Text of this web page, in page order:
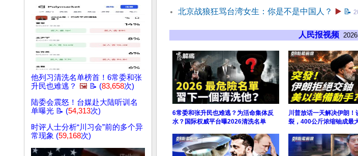
他列习清洗名单榜首！6常委和张
升民也难逃？ 🖼️ 📝 (83,658次)
陆委会震怒！台媒赴大陆听训名
单曝光 📝 (54,313次)
时评人士分析“川习会”前的多个异
常现象 (59,168次)
北京战狼狂骂台湾女生：你是不是中国人？ ▶️ 📝
人民报视频
6常委和张升民也难逃？为活命集体反
水？国际权威平台曝2026清洗名单
川普放话一天解决伊朗！
裂，400公斤浓缩铀成最